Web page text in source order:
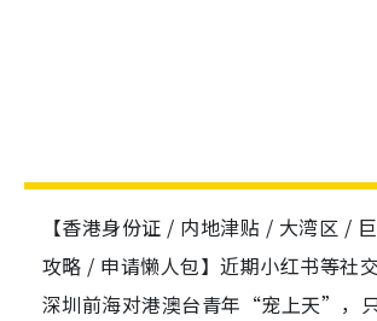
【香港身份证 / 内地津贴 / 大湾区 /
攻略 / 申请懒人包】近期小红书等社
深圳前海对港澳台青年“宠上天”，